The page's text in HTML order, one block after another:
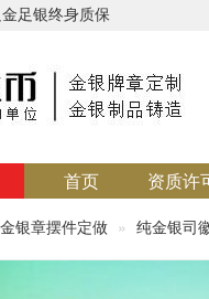
足银终身质保
首页 资质许
金银章摆件定做 纯金银司